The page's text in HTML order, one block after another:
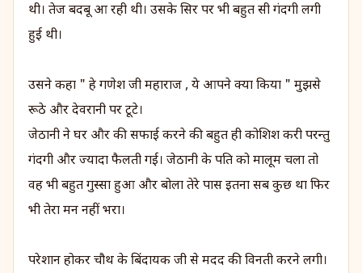
थी। तेज बदबू आ रही थी। उसके सिर पर भी बहुत सी गंदगी लगी
हुई थी।
उसने कहा " हे गणेश जी महाराज , ये आपने क्या किया " मुझसे
रूठे और देवरानी पर टूटे।
जेठानी ने घर और की सफाई करने की बहुत ही कोशिश करी परन्तु
गंदगी और ज्यादा फैलती गई। जेठानी के पति को मालूम चला तो
वह भी बहुत गुस्सा हुआ और बोला तेरे पास इतना सब कुछ था फिर
भी तेरा मन नहीं भरा।
परेशान होकर चौथ के बिंदायक जी से मदद की विनती करने लगी।